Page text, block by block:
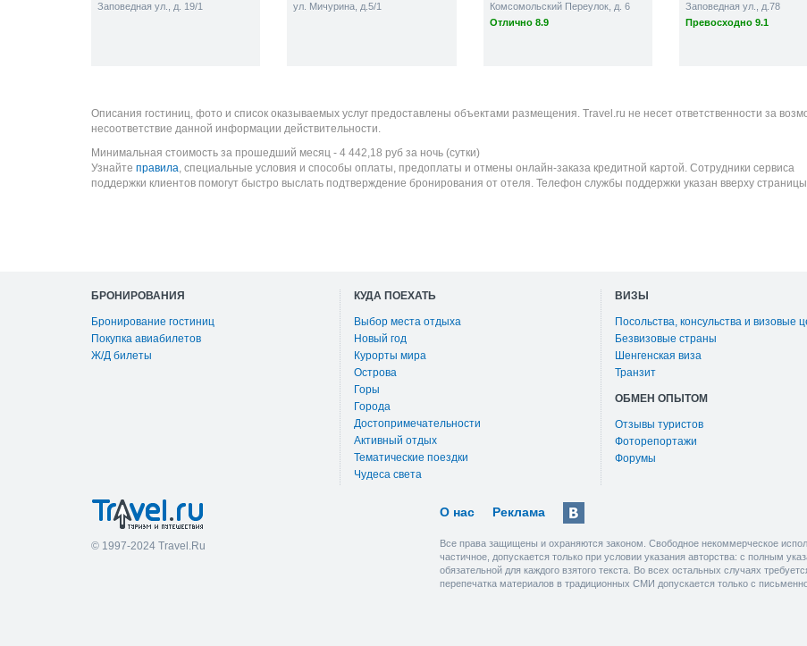
Заповедная ул., д. 19/1 ул. Мичурина, д.5/1
Комсомольский Переулок, д. 6
Отлично 8.9
Заповедная ул., д.78
Превосходно 9.1
Описания гостиниц, фото и список оказываемых услуг предоставлены объектами размещения. Travel.ru не несет ответственности за
несоответствие данной информации действительности.
Минимальная стоимость за прошедший месяц - 4 442,18 руб за ночь (сутки)
Узнайте правила, специальные условия и способы оплаты, предоплаты и отмены онлайн-заказа кредитной картой. Сотрудники сервиса
поддержки клиентов помогут быстро выслать подтверждение бронирования от отеля. Телефон службы поддержки указан вверху
БРОНИРОВАНИЯ
Бронирование гостиниц
Покупка авиабилетов
Ж/Д билеты
КУДА ПОЕХАТЬ
Выбор места отдыха
Новый год
Курорты мира
Острова
Горы
Города
Достопримечательности
Активный отдых
Тематические поездки
Чудеса света
ВИЗЫ
Посольства, консульства и визовые
Безвизовые страны
Шенгенская виза
Транзит
ОБМЕН ОПЫТОМ
Отзывы туристов
Фоторепортажи
Форумы
© 1997-2024 Travel.Ru
О нас Реклама
Все права защищены и охраняются законом. Свободное некоммерческое
частичное, допускается только при условии указания авторства: с полным
обязательной для каждого взятого текста. Во всех остальных случаях
перепечатка материалов в традиционных СМИ допускается только с